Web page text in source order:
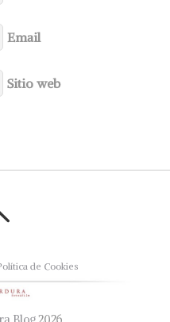
Email
Sitio web
de Cookies